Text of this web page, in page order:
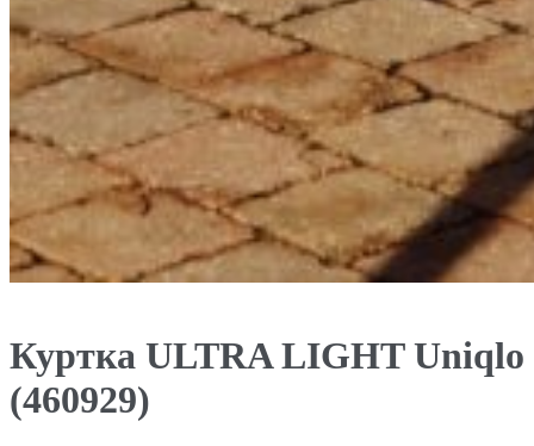
Куртка ULTRA LIGHT Uniqlo
(460929)